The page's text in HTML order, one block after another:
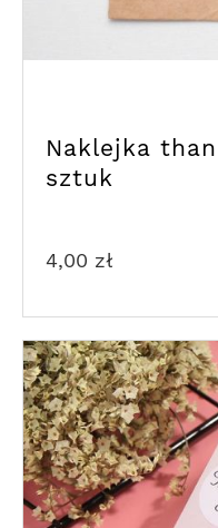
Naklejka
sztuk
4,00 zł